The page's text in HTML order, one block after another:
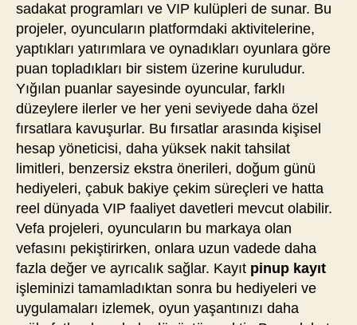
sadakat programları ve VIP kulüpleri de sunar. Bu
projeler, oyuncuların platformdaki aktivitelerine,
yaptıkları yatırımlara ve oynadıkları oyunlara göre
puan topladıkları bir sistem üzerine kuruludur.
Yığılan puanlar sayesinde oyuncular, farklı
düzeylere ilerler ve her yeni seviyede daha özel
fırsatlara kavuşurlar. Bu fırsatlar arasında kişisel
hesap yöneticisi, daha yüksek nakit tahsilat
limitleri, benzersiz ekstra önerileri, doğum günü
hediyeleri, çabuk bakiye çekim süreçleri ve hatta
reel dünyada VIP faaliyet davetleri mevcut olabilir.
Vefa projeleri, oyuncuların bu markaya olan
vefasını pekiştirirken, onlara uzun vadede daha
fazla değer ve ayrıcalık sağlar. Kayıt pinup kayıt
işleminizi tamamladıktan sonra bu hediyeleri ve
uygulamaları izlemek, oyun yaşantınızı daha